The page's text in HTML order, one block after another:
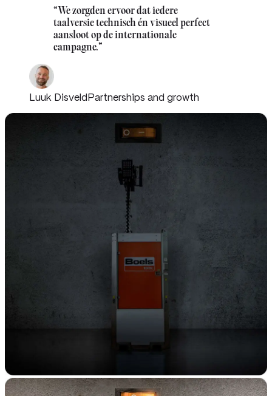
“We zorgden ervoor dat iedere
taalversie technisch én visueel perfect
aansloot op de internationale
campagne.”
Luuk DisveldPartnerships and growth